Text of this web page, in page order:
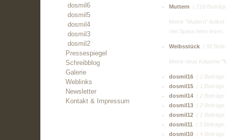
dosmil6
dosmil5
dosmil4
dosmil3
dosmil2
Pressespiegel
Schreibblog
Galerie
Weblinks
Newsletter
Kontakt & Impressum
Muttern ( 218
Meine "Muttern"
Viel Spass beim lesen.
Weibsstück ( 92
Meine neue Kolumne
dosmil16 ( 2 Beiträge
dosmil15 ( 1 Beiträge
dosmil14 ( 2 Beiträge
dosmil13 ( 2 Beiträge
dosmil12 ( 1 Beiträge
dosmil11
( 3 Beiträge
dosmil10 ( 4 Beiträge